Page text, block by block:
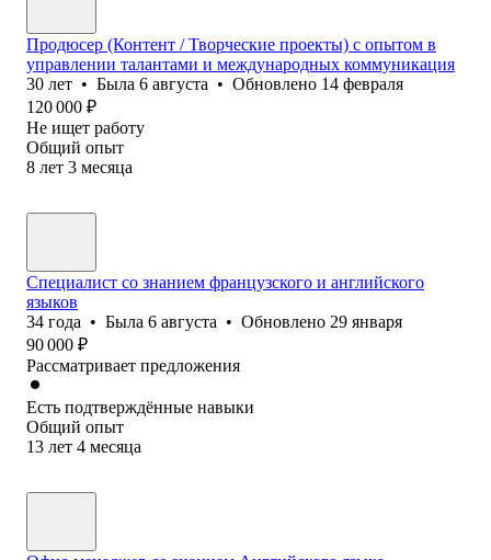
Продюсер (Контент / Творческие проекты) с опытом в
управлении талантами и международных коммуникация
30 лет • Была 6 августа • Обновлено 14 февраля
120 000 ₽
Не ищет работу
Общий опыт
8 лет 3 месяца
Специалист со знанием французского и английского
языков
34 года • Была 6 августа • Обновлено 29 января
90 000 ₽
Рассматривает предложения
Есть подтверждённые навыки
Общий опыт
13 лет 4 месяца